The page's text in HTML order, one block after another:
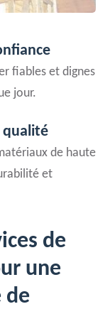
fiables et dignes
jour.
qualité
de haute
et
de
une
de